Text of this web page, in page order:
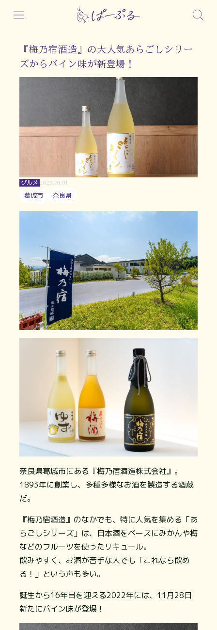
『梅乃宿酒造』の大人気あらごしシリー
ズからパイン味が新登場！
グルメ 2023.01.01
葛城市 奈良県
奈良県葛城市にある『梅乃宿酒造株式会社』。
1893年に創業し、多種多様なお酒を製造する酒蔵
だ。
『梅乃宿酒造』のなかでも、特に人気を集める「あ
らごしシリーズ」は、日本酒をベースにみかんや梅
などのフルーツを使ったリキュール。
飲みやすく、お酒が苦手な人でも「これなら飲め
る！」という声も多い。
誕生から16年目を迎える2022年には、11月28日
新たにパイン味が登場！